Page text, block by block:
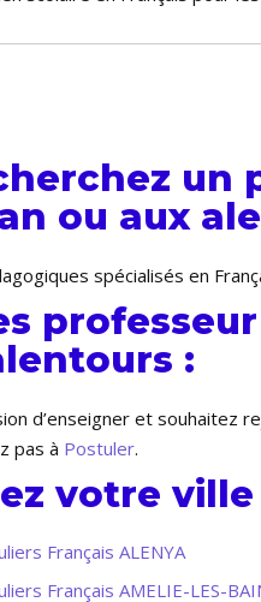
un
ou aux
spécialisés en
:
d’enseigner et
pas à Postuler.
votre ville
Français ALENYA
Français AMELIE-LES-